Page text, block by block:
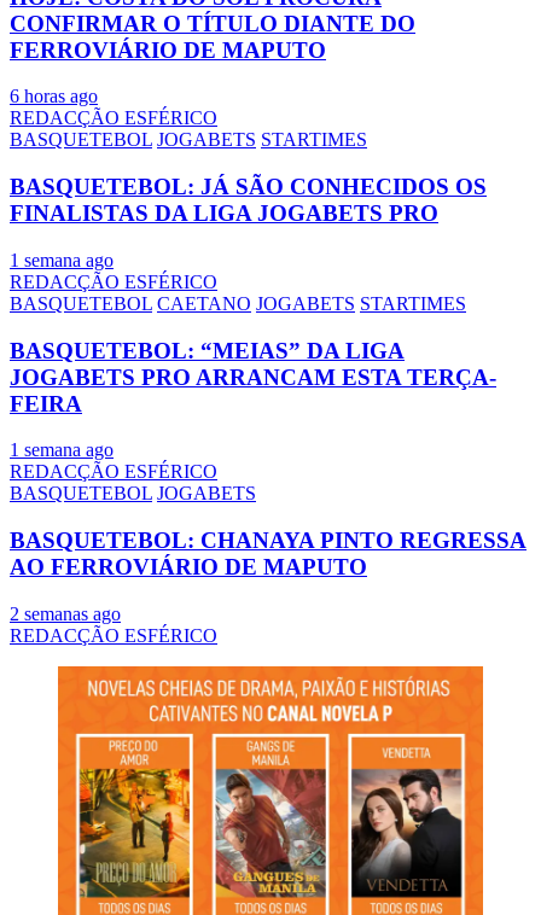
CONFIRMAR O TÍTULO DIANTE DO
FERROVIÁRIO DE MAPUTO
6 horas ago
REDACÇÃO ESFÉRICO
BASQUETEBOL JOGABETS STARTIMES
BASQUETEBOL: JÁ SÃO CONHECIDOS OS
FINALISTAS DA LIGA JOGABETS PRO
1 semana ago
REDACÇÃO ESFÉRICO
BASQUETEBOL CAETANO JOGABETS STARTIMES
BASQUETEBOL: “MEIAS” DA LIGA
JOGABETS PRO ARRANCAM ESTA TERÇA-
FEIRA
1 semana ago
REDACÇÃO ESFÉRICO
BASQUETEBOL JOGABETS
BASQUETEBOL: CHANAYA PINTO REGRESSA
AO FERROVIÁRIO DE MAPUTO
2 semanas ago
REDACÇÃO ESFÉRICO